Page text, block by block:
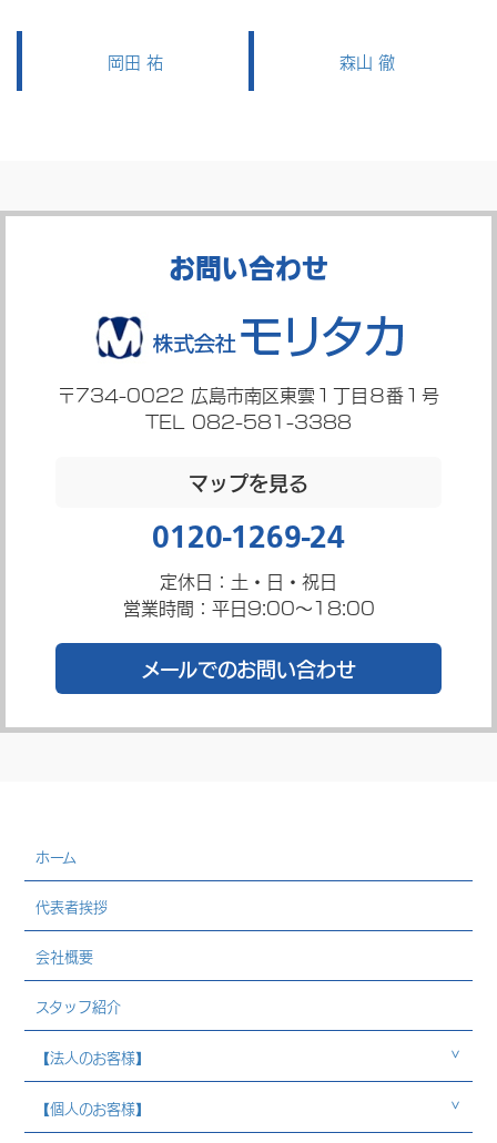
岡田 祐 森山 徹
お問い合わせ
〒734-0022 広島市南区東雲１丁目８番１号
TEL 082-581-3388
マップを見る
0120-1269-24
定休日：土・日・祝日
営業時間：平日9:00～18:00
メールでのお問い合わせ
ホーム
代表者挨拶
会社概要
スタッフ紹介
【法人のお客様】
【個人のお客様】